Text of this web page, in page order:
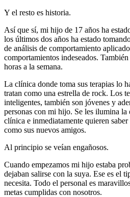
Y el resto es historia.
Así que sí, mi hijo de 17 años ha
los últimos dos años ha estado
de análisis de comportamiento
comportamientos indeseados.
horas a la semana.
La clínica donde toma sus terapias lo
tratan como una estrella de rock. Los
inteligentes, también son jóvenes y
personas con mi hijo. Se les ilumina
clínica e inmediatamente quieren
como sus nuevos amigos.
Al principio se veían engañosos.
Cuando empezamos mi hijo estaba
dejaban salirse con la suya. Ese es el
necesita. Todo el personal es
metas cumplidas con nosotros.